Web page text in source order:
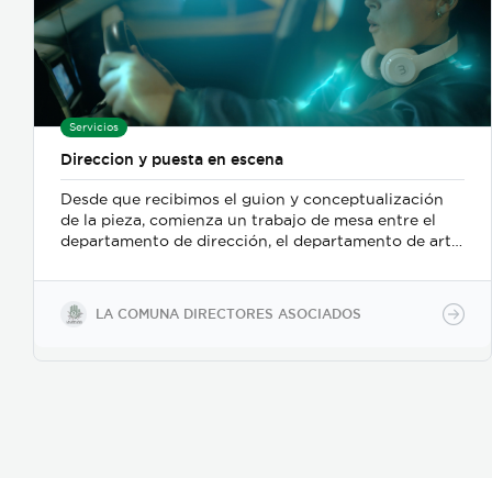
Servicios
Direccion y puesta en escena
Desde que recibimos el guion y conceptualización
de la pieza, comienza un trabajo de mesa entre el
departamento de dirección, el departamento de arte,
buscamos reforzar la historia, nos centramos
fuertemente en la selección de casting, en el tono
para los actores con instrucciones claras, paletas de
LA COMUNA DIRECTORES ASOCIADOS